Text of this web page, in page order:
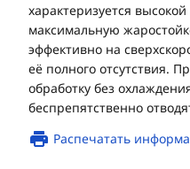
характеризуется
максимальную
эффективно на
её полного отсутствия.
обработку без
беспрепятственно
Распечатать